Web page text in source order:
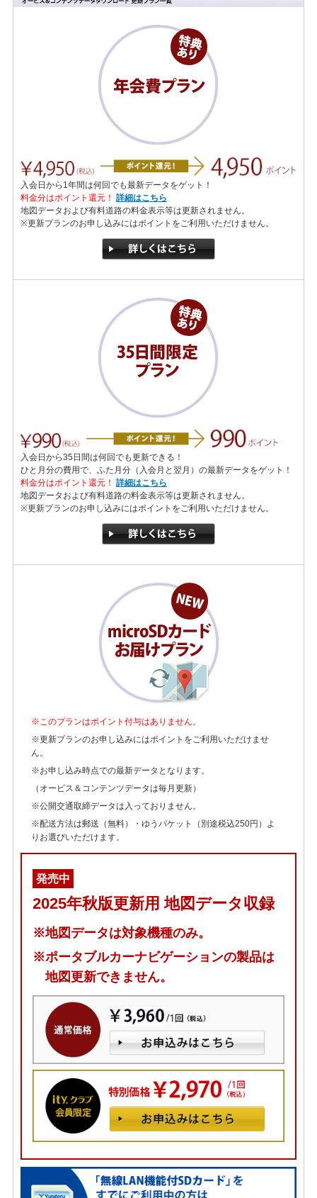
入会日から1年間は何回でも最新データをゲット！
料金分はポイント還元！ 詳細はこちら
地図データおよび有料道路の料金表示等は更新されません。
※更新プランのお申し込みにはポイントをご利用いただけません。
入会日から35日間は何回でも更新できる！
ひと月分の費用で、ふた月分（入会月と翌月）の最新データをゲット！
料金分はポイント還元！ 詳細はこちら
地図データおよび有料道路の料金表示等は更新されません。
※更新プランのお申し込みにはポイントをご利用いただけません。
※このプランはポイント付与はありません。
※更新プランのお申し込みにはポイントをご利用いただけませ
ん。
※お申し込み時点での最新データとなります。
（オービス＆コンテンツデータは毎月更新）
※公開交通取締データは入っておりません。
※配送方法は郵送（無料）・ゆうパケット（別途税込250円）よ
りお選びいただけます。
発売中
2025年秋版更新用 地図データ収録
※地図データは対象機種のみ。
※ポータブルカーナビゲーションの製品は
地図更新できません。